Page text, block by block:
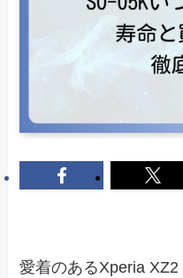
愛着のあるXperia